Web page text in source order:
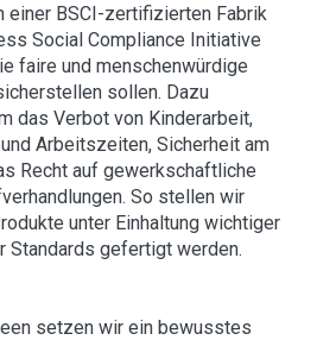
einer BSCI-zertifizierten Fabrik
Social Compliance Initiative
faire und menschenwürdige
sollen. Dazu
das Verbot von Kinderarbeit,
Arbeitszeiten, Sicherheit am
Recht auf gewerkschaftliche
So stellen wir
unter Einhaltung wichtiger
Standards gefertigt werden.
setzen wir ein bewusstes